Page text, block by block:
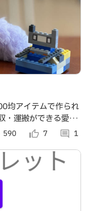
均アイテムで作られ
・運搬ができる愛ら
るでペットのように
590 thumb_up_alt 7 comment 1